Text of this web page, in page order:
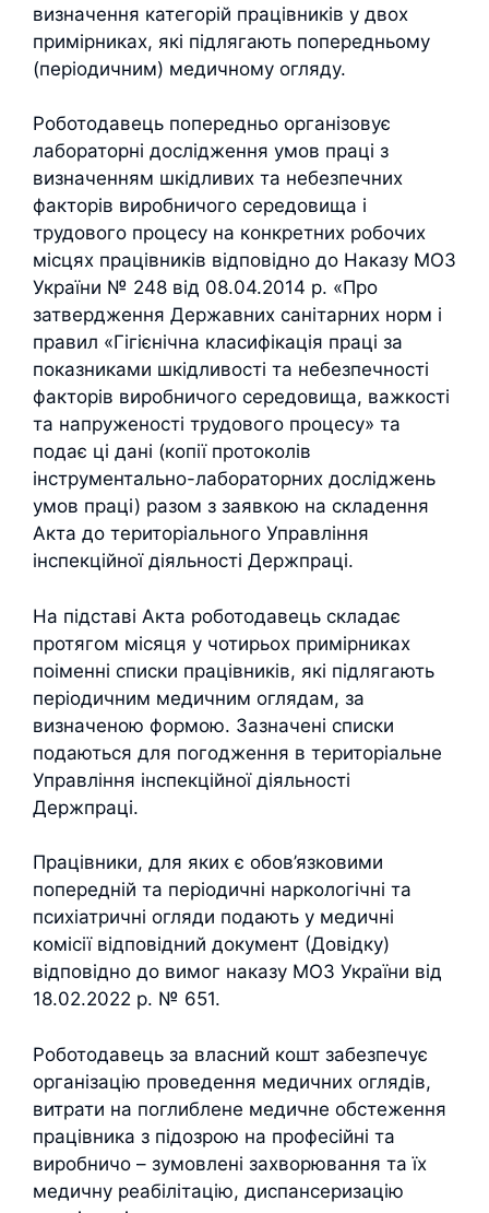
визначення категорій працівників у двох
примірниках, які підлягають попередньому
(періодичним) медичному огляду.
Роботодавець попередньо організовує
лабораторні дослідження умов праці з
визначенням шкідливих та небезпечних
факторів виробничого середовища і
трудового процесу на конкретних робочих
місцях працівників відповідно до Наказу МОЗ
України № 248 від 08.04.2014 р. «Про
затвердження Державних санітарних норм і
правил «Гігієнічна класифікація праці за
показниками шкідливості та небезпечності
факторів виробничого середовища, важкості
та напруженості трудового процесу» та
подає ці дані (копії протоколів
інструментально-лабораторних досліджень
умов праці) разом з заявкою на складення
Акта до територіального Управління
інспекційної діяльності Держпраці.
На підставі Акта роботодавець складає
протягом місяця у чотирьох примірниках
поіменні списки працівників, які підлягають
періодичним медичним оглядам, за
визначеною формою. Зазначені списки
подаються для погодження в територіальне
Управління інспекційної діяльності
Держпраці.
Працівники, для яких є обов’язковими
попередній та періодичні наркологічні та
психіатричні огляди подають у медичні
комісії відповідний документ (Довідку)
відповідно до вимог наказу МОЗ України від
18.02.2022 р. № 651.
Роботодавець за власний кошт забезпечує
організацію проведення медичних оглядів,
витрати на поглиблене медичне обстеження
працівника з підозрою на професійні та
виробничо – зумовлені захворювання та їх
медичну реабілітацію, диспансеризацію